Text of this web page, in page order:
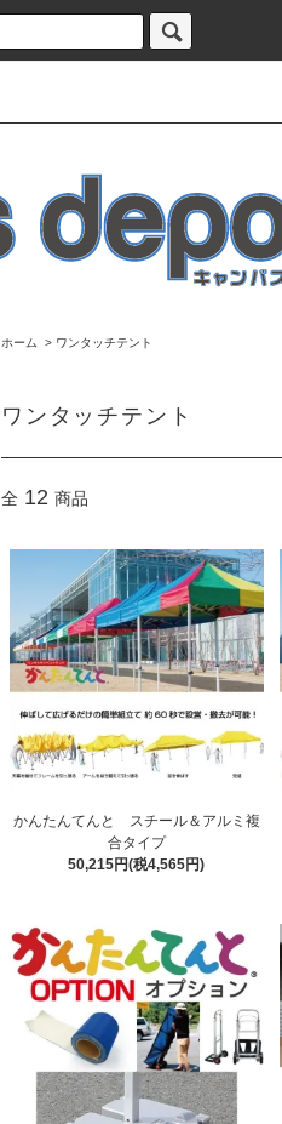
ホーム > ワンタッチテント
ワンタッチテント
全 12 商品
かんたんてんと スチール＆アルミ複
合タイプ
50,215円(税4,565円)